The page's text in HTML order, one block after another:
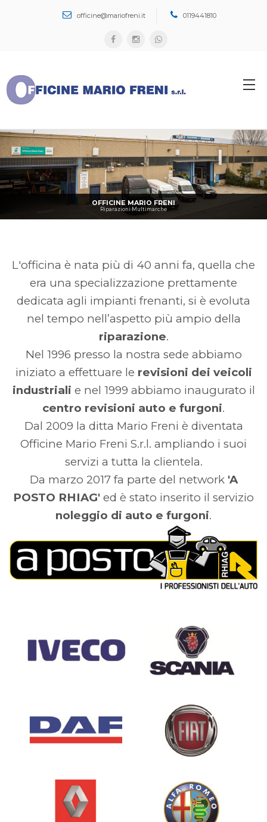
Cerca...
officine@mariofreni.it 0119441810
OFFICINE MARIO FRENI
Riparazioni Multimarche
L'officina è nata più di 40 anni fa, quella che
era una specializzazione prettamente
dedicata agli impianti frenanti, si è evoluta
nel tempo nell’aspetto più ampio della
riparazione.
Nel 1996 presso la nostra sede abbiamo
iniziato a effettuare le revisioni dei veicoli
industriali e nel 1999 abbiamo inaugurato il
centro revisioni auto e furgoni.
Dal 2009 la ditta Mario Freni è diventata
Officine Mario Freni S.r.l. ampliando i suoi
servizi a tutta la clientela.
Da marzo 2017 fa parte del network 'A
POSTO RHIAG' ed è stato inserito il servizio
noleggio di auto e furgoni.